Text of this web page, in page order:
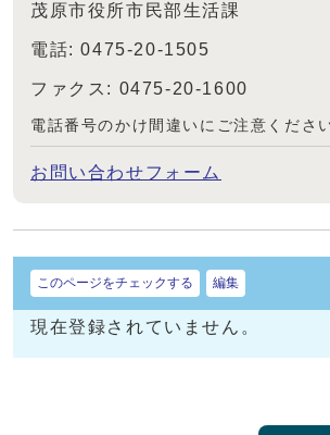
茂原市役所市民部生活課
電話: 0475-20-1505
ファクス: 0475-20-1600
電話番号のかけ間違いにご注意くださ
お問い合わせフォーム
このページをチェックする 編集
現在登録されていません。